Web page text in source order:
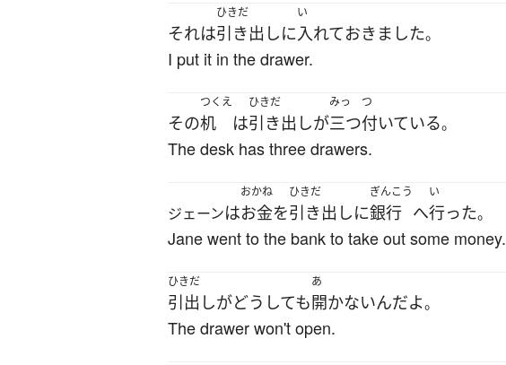
それは
ひきだ
引き出しに
い
入れておきました。
I put it in the drawer.
その
つくえ
机 は
ひきだ
引き出しが
みっ
三つ
つ
付いている。
The desk has three drawers.
ジェーンは
おかね
お金を
ひきだ
引き出しに
ぎんこう
銀行 へ
い
行った。
Jane went to the bank to take out some money.
ひきだ
引出しがどうしても
あ
開かないんだよ。
The drawer won't open.